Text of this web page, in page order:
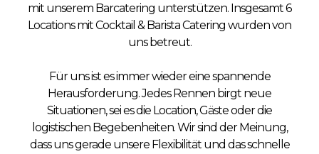
mit unserem Barcatering unterstützen. Insgesamt 6
Locations mit Cocktail & Barista Catering wurden von
uns betreut.
Für uns ist es immer wieder eine spannende
Herausforderung. Jedes Rennen birgt neue
Situationen, sei es die Location, Gäste oder die
logistischen Begebenheiten. Wir sind der Meinung,
dass uns gerade unsere Flexibilität und das schnelle